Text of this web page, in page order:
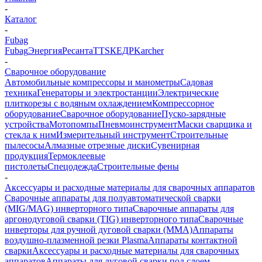
-
Каталог
-
Fubag
FubagЭнергияРесантаTTSКЕДРKarcher
-
Сварочное оборудование
Автомобильные компрессоры и манометрыСадовая
техникаГенераторы и электростанцииЭлектрические
плиткорезы с водяным охлаждениемКомпрессорное
оборудованиеСварочное оборудованиеПуско-зарядные
устройстваМотопомпыПневмоинструментМаски сварщика и
стекла к нимИзмерительный инструментСтроительные
пылесосыАлмазные отрезные дискиСувенирная
продукцияТермоклеевые
пистолетыСпецодеждаСтроительные фены
-
Аксессуары и расходные материалы для сварочных аппаратов
Сварочные аппараты для полуавтоматической сварки
(MIG/MAG) инверторного типаСварочные аппараты для
аргонодуговой сварки (TIG) инверторного типаСварочные
инверторы для ручной дуговой сварки (MMA)Аппараты
воздушно-плазменной резки PlasmaАппараты контактной
сваркиАксессуары и расходные материалы для сварочных